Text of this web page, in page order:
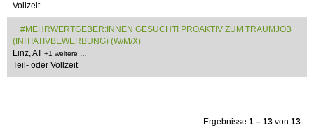
Vollzeit
#MEHRWERTGEBER:INNEN GESUCHT! PROAKTIV ZUM TRAUMJOB
(INITIATIVBEWERBUNG) (W/M/X)
Linz, AT +1 weitere …
Teil- oder Vollzeit
Ergebnisse 1 – 13 von 13